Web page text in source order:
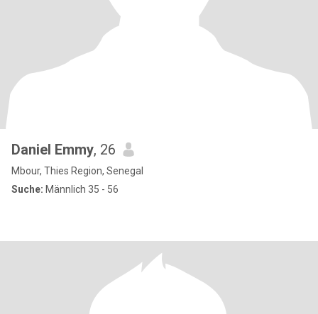
Daniel Emmy, 26
Mbour, Thies Region, Senegal
Suche: Männlich 35 - 56